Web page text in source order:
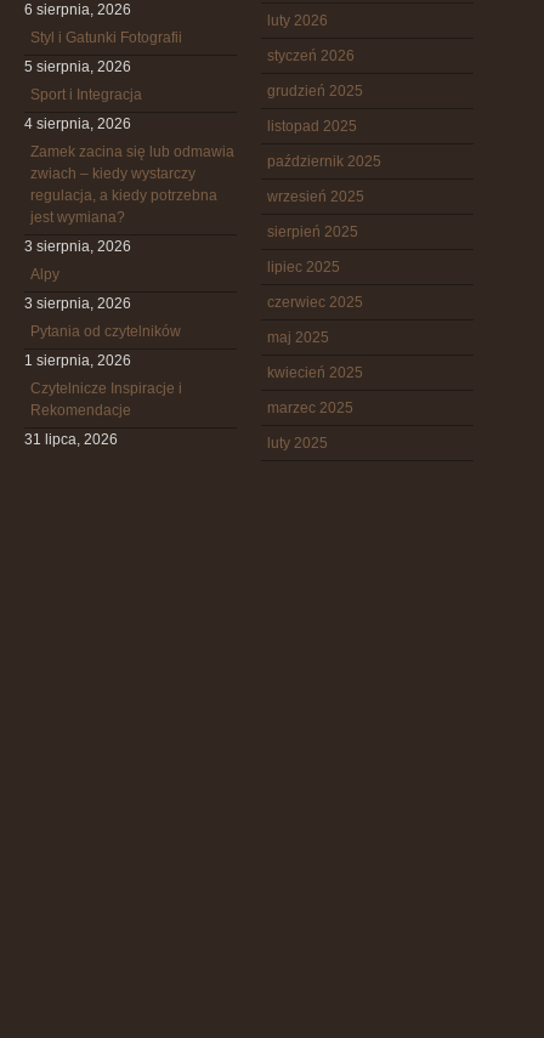
6 sierpnia, 2026
Styl i Gatunki Fotografii
5 sierpnia, 2026
Sport i Integracja
4 sierpnia, 2026
Zamek zacina się lub odmawia
zwiach – kiedy wystarczy
regulacja, a kiedy potrzebna
jest wymiana?
3 sierpnia, 2026
Alpy
3 sierpnia, 2026
Pytania od czytelników
1 sierpnia, 2026
Czytelnicze Inspiracje i
Rekomendacje
31 lipca, 2026
luty 2026
styczeń 2026
grudzień 2025
listopad 2025
październik 2025
wrzesień 2025
sierpień 2025
lipiec 2025
czerwiec 2025
maj 2025
kwiecień 2025
marzec 2025
luty 2025